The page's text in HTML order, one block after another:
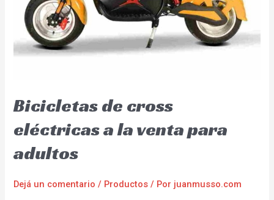
Bicicletas de cross
eléctricas a la venta para
adultos
Dejá un comentario / Productos / Por juanmusso.com